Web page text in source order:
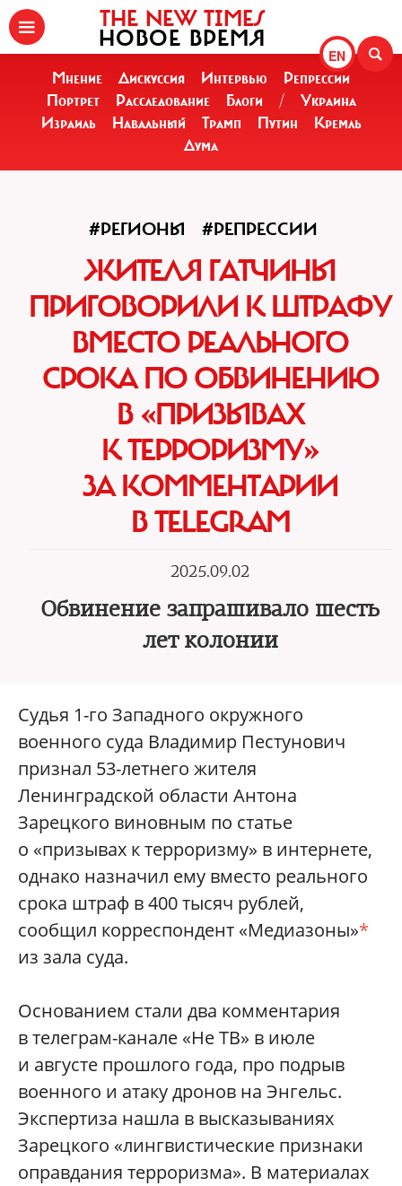
EN
THE NEW TIMES
НОВОЕ ВРЕМЯ
Мнение Дискуссия Интервью
Репрессии
Портрет
Расследование Блоги /
Украина
Израиль
Навальный Трамп Путин
Кремль
Дума
#РЕГИОНЫ #РЕПРЕССИИ
ЖИТЕЛЯ ГАТЧИНЫ
ПРИГОВОРИЛИ К ШТРАФУ
ВМЕСТО РЕАЛЬНОГО
СРОКА ПО ОБВИНЕНИЮ
В «ПРИЗЫВАХ
К ТЕРРОРИЗМУ»
ЗА КОММЕНТАРИИ
В TELEGRAM
2025.09.02
Обвинение запрашивало шесть
лет колонии
Судья 1-го Западного окружного
военного суда Владимир Пестунович
признал 53-летнего жителя
Ленинградской области Антона
Зарецкого виновным по статье
о «призывах к терроризму» в интернете,
однако назначил ему вместо реального
срока штраф в 400 тысяч рублей,
сообщил корреспондент «Медиазоны»*
из зала суда.
Основанием стали два комментария
в телеграм-канале «Не ТВ» в июле
и августе прошлого года, про подрыв
военного и атаку дронов на Энгельс.
Экспертиза нашла в высказываниях
Зарецкого «лингвистические признаки
оправдания терроризма». В материалах